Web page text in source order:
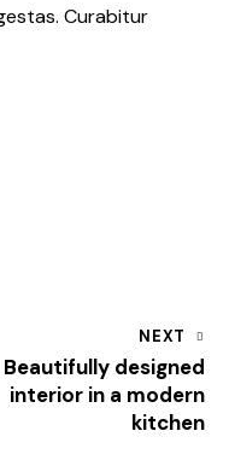
Curabitur
NEXT
Beautifully designed
interior in a modern
kitchen